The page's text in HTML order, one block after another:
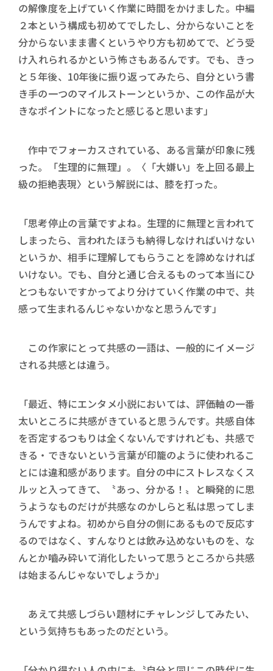
の解像度を上げていく作業に時間をかけました。中編
２本という構成も初めてでしたし、分からないことを
分からないまま書くというやり方も初めてで、どう受
け入れられるかという怖さもあるんです。でも、きっ
と５年後、10年後に振り返ってみたら、自分という書
き手の一つのマイルストーンというか、この作品が大
きなポイントになったと感じると思います」
作中でフォーカスされている、ある言葉が印象に残
った。「生理的に無理」。〈「大嫌い」を上回る最上
級の拒絶表現〉という解説には、膝を打った。
「思考停止の言葉ですよね。生理的に無理と言われて
しまったら、言われたほうも納得しなければいけない
というか、相手に理解してもらうことを諦めなければ
いけない。でも、自分と通じ合えるものって本当にひ
とつもないですかってより分けていく作業の中で、共
感って生まれるんじゃないかなと思うんです」
この作家にとって共感の一語は、一般的にイメージ
される共感とは違う。
「最近、特にエンタメ小説においては、評価軸の一番
太いところに共感がきていると思うんです。共感自体
を否定するつもりは全くないんですけれども、共感で
きる・できないという言葉が印籠のように使われるこ
とには違和感があります。自分の中にストレスなくス
ルッと入ってきて、〝あっ、分かる！〟と瞬発的に思
うようなものだけが共感なのかしらと私は思ってしま
うんですよね。初めから自分の側にあるもので反応す
るのではなく、すんなりとは飲み込めないものを、な
んとか嚙み砕いて消化したいって思うところから共感
は始まるんじゃないでしょうか」
あえて共感しづらい題材にチャレンジしてみたい、
という気持ちもあったのだという。